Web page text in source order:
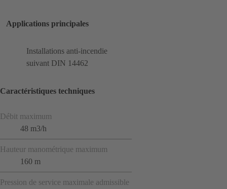
Applications principales
Installations anti-incendie
suivant DIN 14462
Caractéristiques techniques
Débit maximum
48 m3/h
Hauteur manométrique maximum
160 m
Pression de service maximale admissible